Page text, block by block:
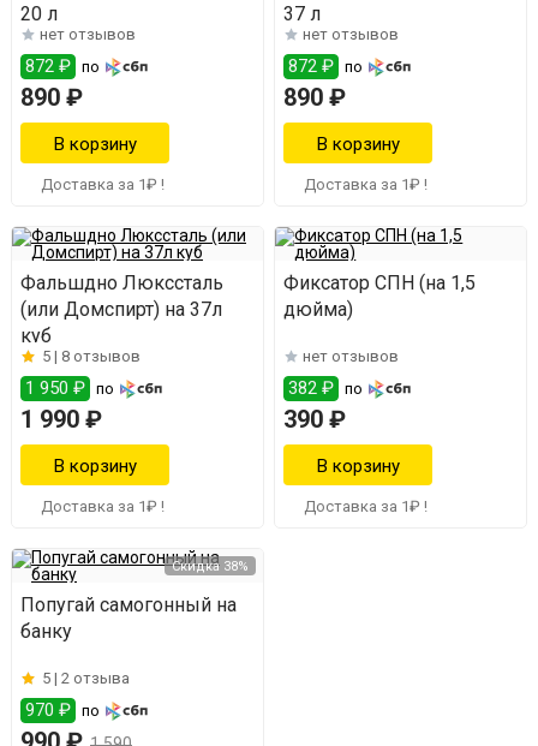
20 л
нет отзывов
872 ₽ по
890 ₽
Доставка за 1₽ !
37 л
нет отзывов
872 ₽ по
890 ₽
Доставка за 1₽ !
Фальшдно Люкссталь
(или Домспирт) на 37л
куб
5 | 8 отзывов
1 950 ₽ по
1 990 ₽
Доставка за 1₽ !
Фиксатор СПН (на 1,5
дюйма)
нет отзывов
382 ₽ по
390 ₽
Доставка за 1₽ !
Скидка 38%
Попугай самогонный на
банку
5 | 2 отзыва
970 ₽ по